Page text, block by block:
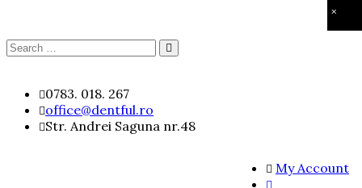
×
Search
content
0783. 018. 267
office@dentful.ro
Str. Andrei Saguna nr.48
My Account